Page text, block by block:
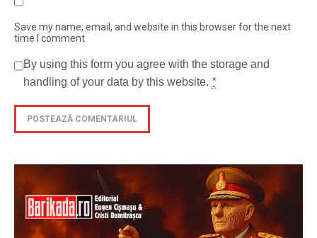
Save my name, email, and website in this browser for the next
time I comment
By using this form you agree with the storage and
handling of your data by this website. *